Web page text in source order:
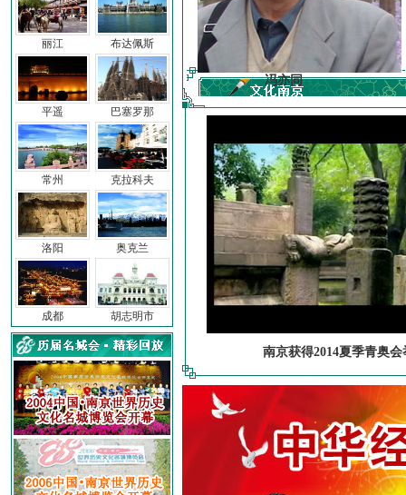
丽江
平遥
常州
洛阳
成都
布达佩斯
巴塞罗那
克拉科夫
奥克兰
胡志明市
子 冯亦同
南京获得2014夏季青奥会